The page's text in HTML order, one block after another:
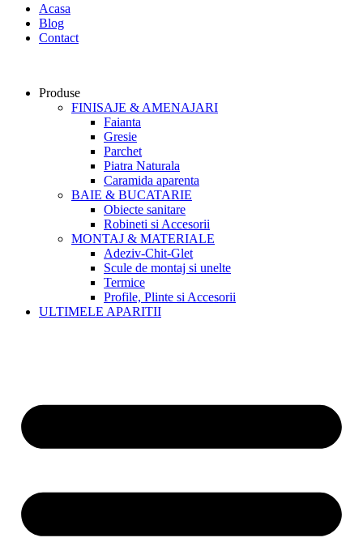
Acasa
Blog
Contact
Produse
FINISAJE & AMENAJARI
Faianta
Gresie
Parchet
Piatra Naturala
Caramida aparenta
BAIE & BUCATARIE
Obiecte sanitare
Robineti si Accesorii
MONTAJ & MATERIALE
Adeziv-Chit-Glet
Scule de montaj si unelte
Termice
Profile, Plinte si Accesorii
ULTIMELE APARITII